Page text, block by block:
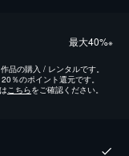
最⼤40%※
品の購入 / レンタルです。
％のポイント還元です。
こちらをご確認ください。